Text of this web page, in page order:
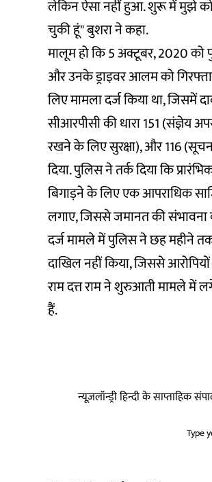
लेकिन ऐसा नहीं हुआ. शुरू में मुझे
चुकी हूं" बुशरा ने कहा.
मालूम हो कि 5 अक्टूबर, 2020 को
और उनके ड्राइवर आलम को
लिए मामला दर्ज किया था, जिसमें
सीआरपीसी की धारा 151 (संज्ञेय
रखने के लिए सुरक्षा), और 116
दिया. पुलिस ने तर्क दिया कि
बिगाड़ने के लिए एक आपराधिक
लगाए, जिससे जमानत की संभावना
दर्ज मामले में पुलिस ने छह महीने तक
दाखिल नहीं किया, जिससे
राम दत्त राम ने शुरुआती मामले में
हैं.
न्यूज़लॉन्ड्री हिन्दी के साप्ताहिक